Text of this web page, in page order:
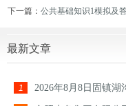
下一篇：公共基础知识1模拟及
最新文章
1 2026年8月8日固镇